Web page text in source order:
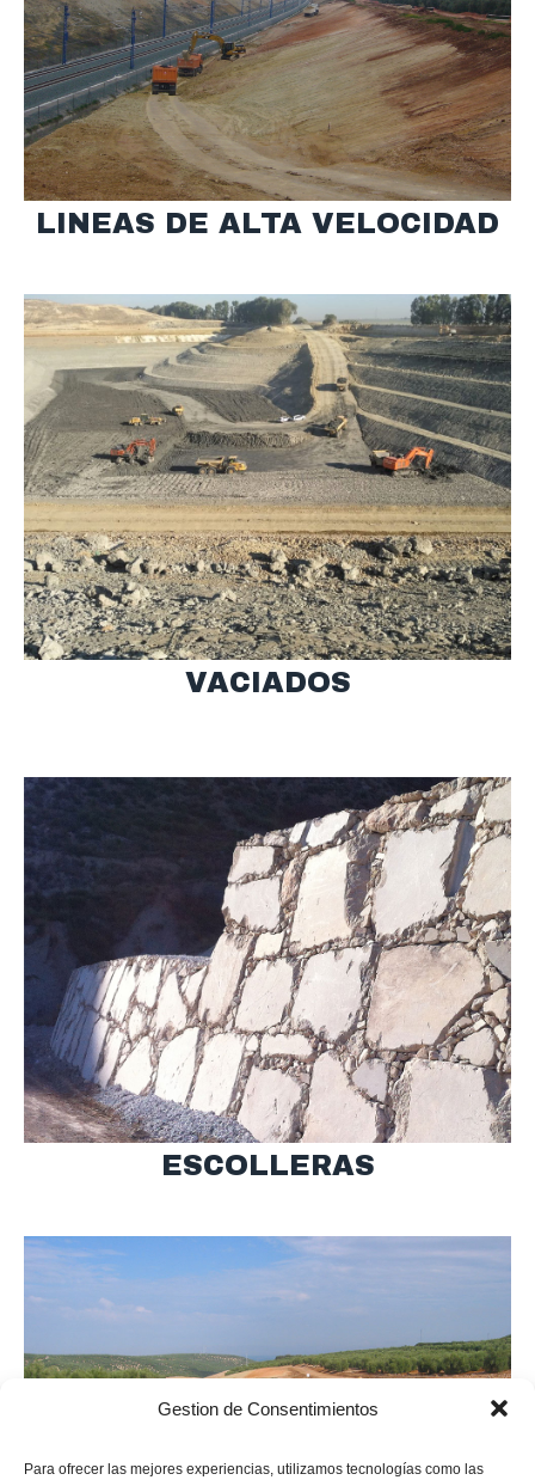
Gestion de Consentimientos
Para ofrecer las mejores experiencias, utilizamos tecnologías como las
LINEAS DE ALTA VELOCIDAD
VACIADOS
ESCOLLERAS